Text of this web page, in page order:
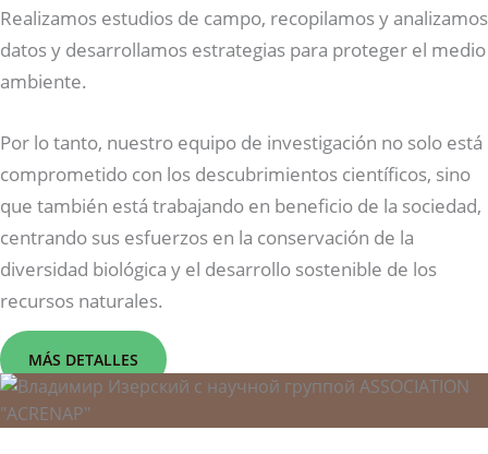
Realizamos estudios de campo, recopilamos y analizamos
datos y desarrollamos estrategias para proteger el medio
ambiente.
Por lo tanto, nuestro equipo de investigación no solo está
comprometido con los descubrimientos científicos, sino
que también está trabajando en beneficio de la sociedad,
centrando sus esfuerzos en la conservación de la
diversidad biológica y el desarrollo sostenible de los
recursos naturales.
MÁS DETALLES